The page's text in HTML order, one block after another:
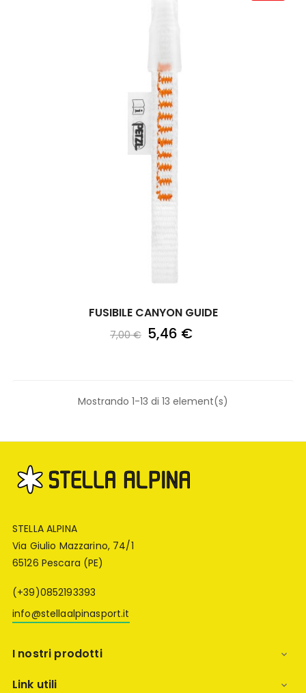
FUSIBILE CANYON GUIDE
7,00 € 5,46 €
Mostrando 1-13 di 13 element(s)
STELLA ALPINA
Via Giulio Mazzarino, 74/1
65126 Pescara (PE)
(+39)0852193393
info@stellaalpinasport.it
I nostri prodotti 
Link utili 